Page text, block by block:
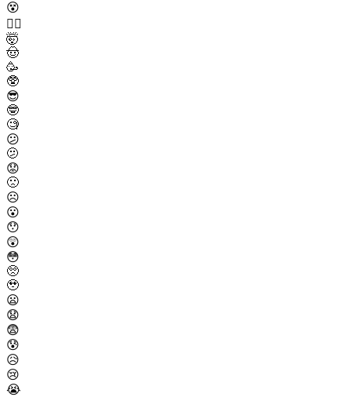
😵
😵‍💫
🤯
🤠
🥳
🥸
😎
🤓
🧐
😕
🫤
😟
🙁
☹️
😮
😯
😲
😳
🥺
🥹
😦
😧
😨
😰
😥
😢
😭